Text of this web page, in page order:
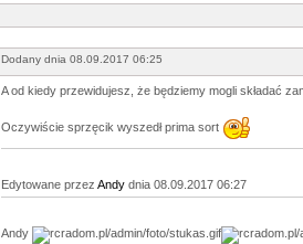
Dodany dnia 08.09.2017 06:25
A od kiedy przewidujesz, że będziemy mogli składać
Oczywiście sprzęcik wyszedł prima sort
Edytowane przez Andy dnia 08.09.2017 06:27
Andy